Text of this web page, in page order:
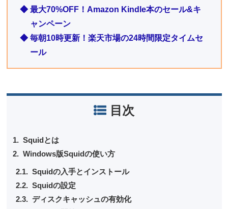
◆ 最大70%OFF！Amazon Kindle本のセール&キ
ャンペーン
◆ 毎朝10時更新！楽天市場の24時間限定タイムセ
ール
目次
Squidとは
Windows版Squidの使い方
Squidの入手とインストール
Squidの設定
ディスクキャッシュの有効化